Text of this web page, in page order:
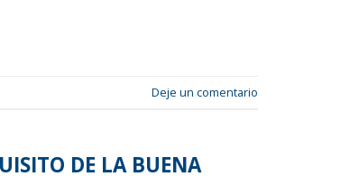
Deje un comentario
DE LA BUENA